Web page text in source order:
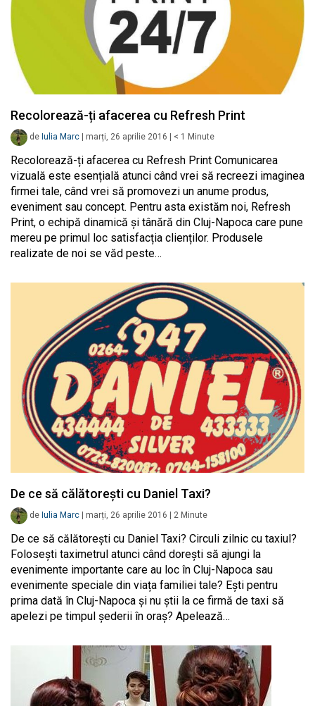
Recolorează-ți afacerea cu Refresh Print
de Iulia Marc | marți, 26 aprilie 2016 | < 1 Minute
Recolorează-ți afacerea cu Refresh Print Comunicarea
vizuală este esențială atunci când vrei să recreezi imaginea
firmei tale, când vrei să promovezi un anume produs,
eveniment sau concept. Pentru asta existăm noi, Refresh
Print, o echipă dinamică și tânără din Cluj-Napoca care pune
mereu pe primul loc satisfacția clienților. Produsele
realizate de noi se văd peste…
De ce să călătorești cu Daniel Taxi?
de Iulia Marc | marți, 26 aprilie 2016 | 2 Minute
De ce să călătorești cu Daniel Taxi? Circuli zilnic cu taxiul?
Folosești taximetrul atunci când dorești să ajungi la
evenimente importante care au loc în Cluj-Napoca sau
evenimente speciale din viața familiei tale? Ești pentru
prima dată în Cluj-Napoca și nu știi la ce firmă de taxi să
apelezi pe timpul șederii în oraș? Apelează…